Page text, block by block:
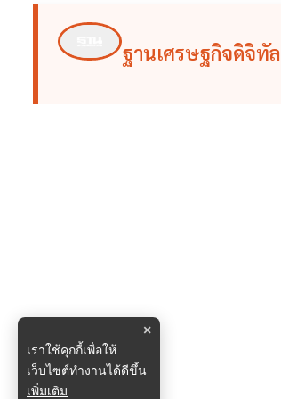
ฐานเศรษฐกิจดิจิทัล
×
เราใช้คุกกี้เพื่อให้
เว็บไซต์ทำงานได้ดีขึ้น
เพิ่มเติม